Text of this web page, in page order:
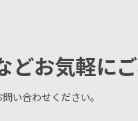
お気軽にご
い合わせください。